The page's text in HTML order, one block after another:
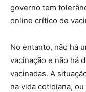
governo tem
online crítico de
No entanto, não há
vacinação e não há
vacinadas. A
na vida cotidiana,